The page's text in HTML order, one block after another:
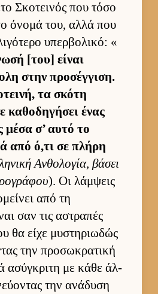
Σκοτει­νός που τόσο
όνομά του, αλλά που
υπερ­βολικό: «
[του] εί­ναι
στην προσέγ­γιση.
τα σκότη
καθοδηγήσει ένας
μέσα σ’ αυτό το
από ό,τι σε πλήρη
Αν­θολογία, βάσει
). Οι λάμ­ψεις
από τη
σαν τις αστραπές
θα είχε μυστηριω­δώς
την προσωκρατική
ασύγκριτη με κάθε άλ­
την ανάδυση